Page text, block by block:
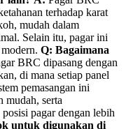
terhadap karat
mudah dalam
Selain itu, pagar ini
Q: Bagaimana
BRC dipasang dengan
di mana setiap panel
pemasangan ini
mudah, serta
pagar dengan lebih
untuk digunakan di